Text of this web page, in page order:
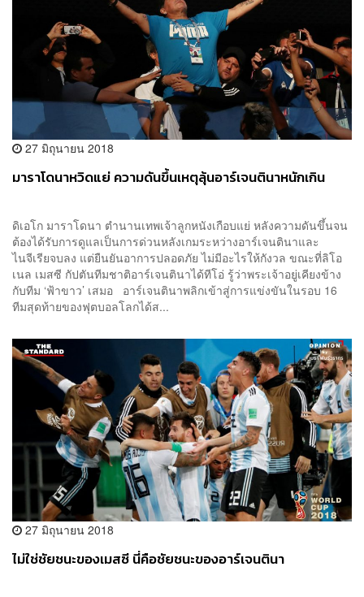
27 มิถุนายน 2018
มาราโดนาหวิดแย่ ความดันขึ้นเหตุลุ้นอาร์เจนตินาหนักเกิน
ดิเอโก มาราโดนา ตำนานเทพเจ้าลูกหนังเกือบแย่ หลังความดันขึ้นจน
ต้องได้รับการดูแลเป็นการด่วนหลังเกมระหว่างอาร์เจนตินาและ
ไนจีเรียจบลง แต่ยืนยันอาการปลอดภัย ไม่มีอะไรให้กังวล ขณะที่ลิโอ
เนล เมสซี กัปตันทีมชาติอาร์เจนตินาได้ทีโอ่ รู้ว่าพระเจ้าอยู่เคียงข้าง
กับทีม ‘ฟ้าขาว’ เสมอ อาร์เจนตินาพลิกเข้าสู่การแข่งขันในรอบ 16
ทีมสุดท้ายของฟุตบอลโลกได้ส...
27 มิถุนายน 2018
ไม่ใช่ชัยชนะของเมสซี นี่คือชัยชนะของอาร์เจนตินา